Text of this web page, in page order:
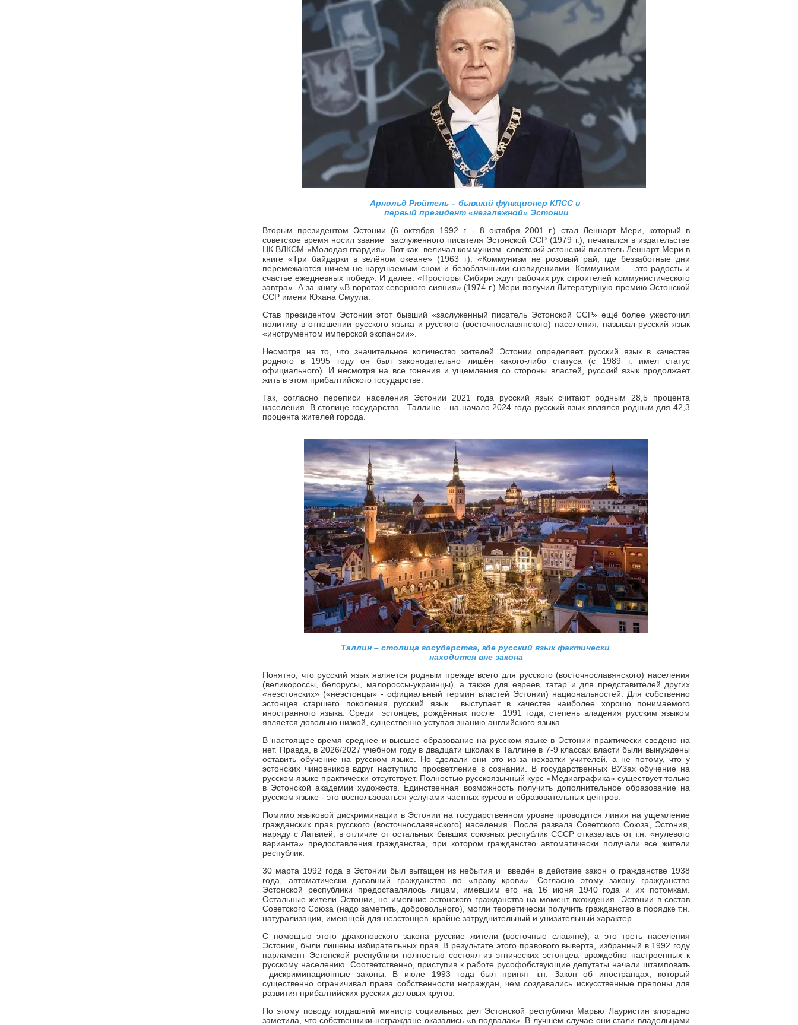
Арнольд Рюйтель – бывший функционер КПСС и
первый президент «незалежной» Эстонии
Вторым президентом Эстонии (6 октября 1992 г. - 8 октября 2001 г.) стал Леннарт Мери, который в
советское время носил звание заслуженного писателя Эстонской ССР (1979 г.), печатался в издательстве
ЦК ВЛКСМ «Молодая гвардия». Вот как величал коммунизм советский эстонский писатель Леннарт Мери в
книге «Три байдарки в зелёном океане» (1963 г): «Коммунизм не розовый рай, где беззаботные дни
перемежаются ничем не нарушаемым сном и безоблачными сновидениями. Коммунизм — это радость и
счастье ежедневных побед». И далее: «Просторы Сибири ждут рабочих рук строителей коммунистического
завтра». А за книгу «В воротах северного сияния» (1974 г.) Мери получил Литературную премию Эстонской
ССР имени Юхана Смуула.
Став президентом Эстонии этот бывший «заслуженный писатель Эстонской ССР» ещё более ужесточил
политику в отношении русского языка и русского (восточнославянского) населения, называл русский язык
«инструментом имперской экспансии».
Несмотря на то, что значительное количество жителей Эстонии определяет русский язык в качестве
родного в 1995 году он был законодательно лишён какого-либо статуса (с 1989 г. имел статус
официального). И несмотря на все гонения и ущемления со стороны властей, русский язык продолжает
жить в этом прибалтийского государстве.
Так, согласно переписи населения Эстонии 2021 года русский язык считают родным 28,5 процента
населения. В столице государства - Таллине - на начало 2024 года русский язык являлся родным для 42,3
процента жителей города.
Таллин – столица государства, где русский язык фактически
находится вне закона
Понятно, что русский язык является родным прежде всего для русского (восточнославянского) населения
(великороссы, белорусы, малороссы-украинцы), а также для евреев, татар и для представителей других
«неэстонских» («неэстонцы» - официальный термин властей Эстонии) национальностей. Для собственно
эстонцев старшего поколения русский язык выступает в качестве наиболее хорошо понимаемого
иностранного языка. Среди эстонцев, рождённых после 1991 года, степень владения русским языком
является довольно низкой, существенно уступая знанию английского языка.
В настоящее время среднее и высшее образование на русском языке в Эстонии практически сведено на
нет. Правда, в 2026/2027 учебном году в двадцати школах в Таллине в 7-9 классах власти были вынуждены
оставить обучение на русском языке. Но сделали они это из-за нехватки учителей, а не потому, что у
эстонских чиновников вдруг наступило просветление в сознании. В государственных ВУЗах обучение на
русском языке практически отсутствует. Полностью русскоязычный курс «Медиаграфика» существует только
в Эстонской академии художеств. Единственная возможность получить дополнительное образование на
русском языке - это воспользоваться услугами частных курсов и образовательных центров.
Помимо языковой дискриминации в Эстонии на государственном уровне проводится линия на ущемление
гражданских прав русского (восточнославянского) населения. После развала Советского Союза, Эстония,
наряду с Латвией, в отличие от остальных бывших союзных республик СССР отказалась от т.н. «нулевого
варианта» предоставления гражданства, при котором гражданство автоматически получали все жители
республик.
30 марта 1992 года в Эстонии был вытащен из небытия и введён в действие закон о гражданстве 1938
года, автоматически дававший гражданство по «праву крови». Согласно этому закону гражданство
Эстонской республики предоставлялось лицам, имевшим его на 16 июня 1940 года и их потомкам.
Остальные жители Эстонии, не имевшие эстонского гражданства на момент вхождения Эстонии в состав
Советского Союза (надо заметить, добровольного), могли теоретически получить гражданство в порядке т.н.
натурализации, имеющей для неэстонцев крайне затруднительный и унизительный характер.
С помощью этого драконовского закона русские жители (восточные славяне), а это треть населения
Эстонии, были лишены избирательных прав. В результате этого правового выверта, избранный в 1992 году
парламент Эстонской республики полностью состоял из этнических эстонцев, враждебно настроенных к
русскому населению. Соответственно, приступив к работе русофобствующие депутаты начали штамповать
дискриминационные законы. В июле 1993 года был принят т.н. Закон об иностранцах, который
существенно ограничивал права собственности неграждан, чем создавались искусственные препоны для
развития прибалтийских русских деловых кругов.
По этому поводу тогдашний министр социальных дел Эстонской республики Марью Лауристин злорадно
заметила, что собственники-неграждане оказались «в подвалах». В лучшем случае они стали владельцами